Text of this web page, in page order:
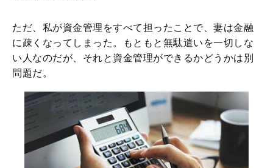
ただ、私が資金管理をすべて担ったことで、妻は金融
に疎くなってしまった。もともと無駄遣いを一切しな
い人なのだが、それと資金管理ができるかどうかは別
問題だ。